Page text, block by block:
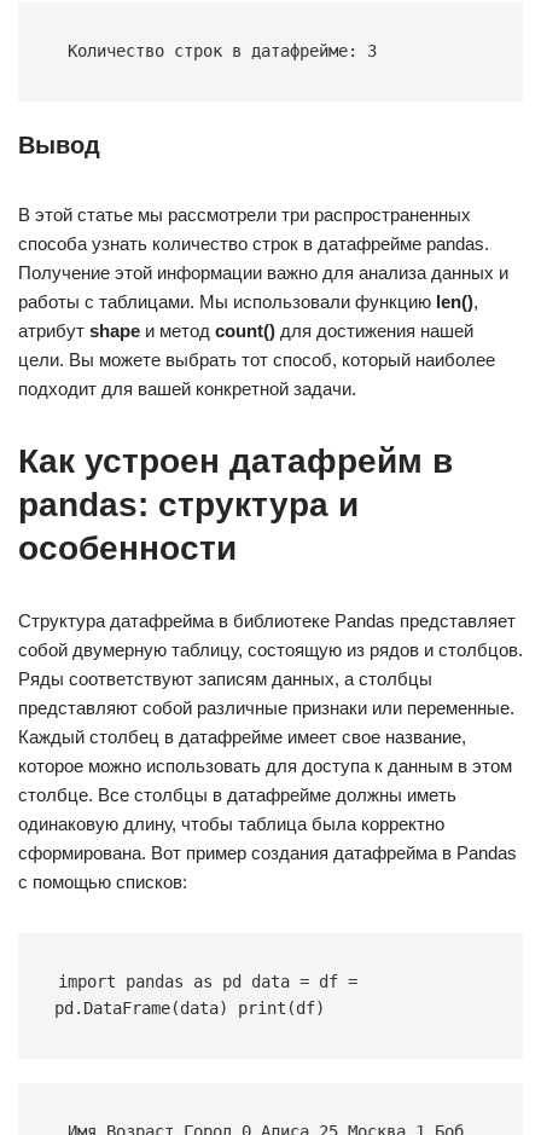
Количество строк в датафрейме: 3
Вывод
В этой статье мы рассмотрели три распространенных
способа узнать количество строк в датафрейме pandas.
Получение этой информации важно для анализа данных и
работы с таблицами. Мы использовали функцию len(),
атрибут shape и метод count() для достижения нашей
цели. Вы можете выбрать тот способ, который наиболее
подходит для вашей конкретной задачи.
Как устроен датафрейм в
pandas: структура и
особенности
Структура датафрейма в библиотеке Pandas представляет
собой двумерную таблицу, состоящую из рядов и столбцов.
Ряды соответствуют записям данных, а столбцы
представляют собой различные признаки или переменные.
Каждый столбец в датафрейме имеет свое название,
которое можно использовать для доступа к данным в этом
столбце. Все столбцы в датафрейме должны иметь
одинаковую длину, чтобы таблица была корректно
сформирована. Вот пример создания датафрейма в Pandas
с помощью списков:
import pandas as pd data = df =
pd.DataFrame(data) print(df)